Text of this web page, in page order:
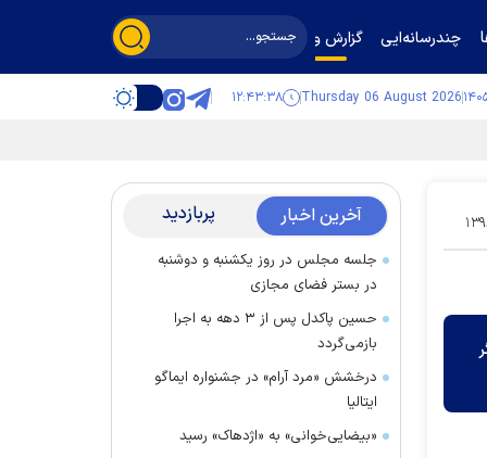
چندرسانه‌ایی گزارش و گفت‌وگو
Thursday 06 August 2026 ۱۲:۴۳:۳۹
۱۵ آخرین اخبار پربازدید
جلسه مجلس در روز یکشنبه و دوشنبه
در بستر فضای مجازی
حسین پاکدل پس از ۳ دهه به اجرا
بازمی‌گردد
درخشش «مرد آرام» در جشنواره ایماگو
ایتالیا
«بیضایی‌خوانی» به «اژدهاک» رسید